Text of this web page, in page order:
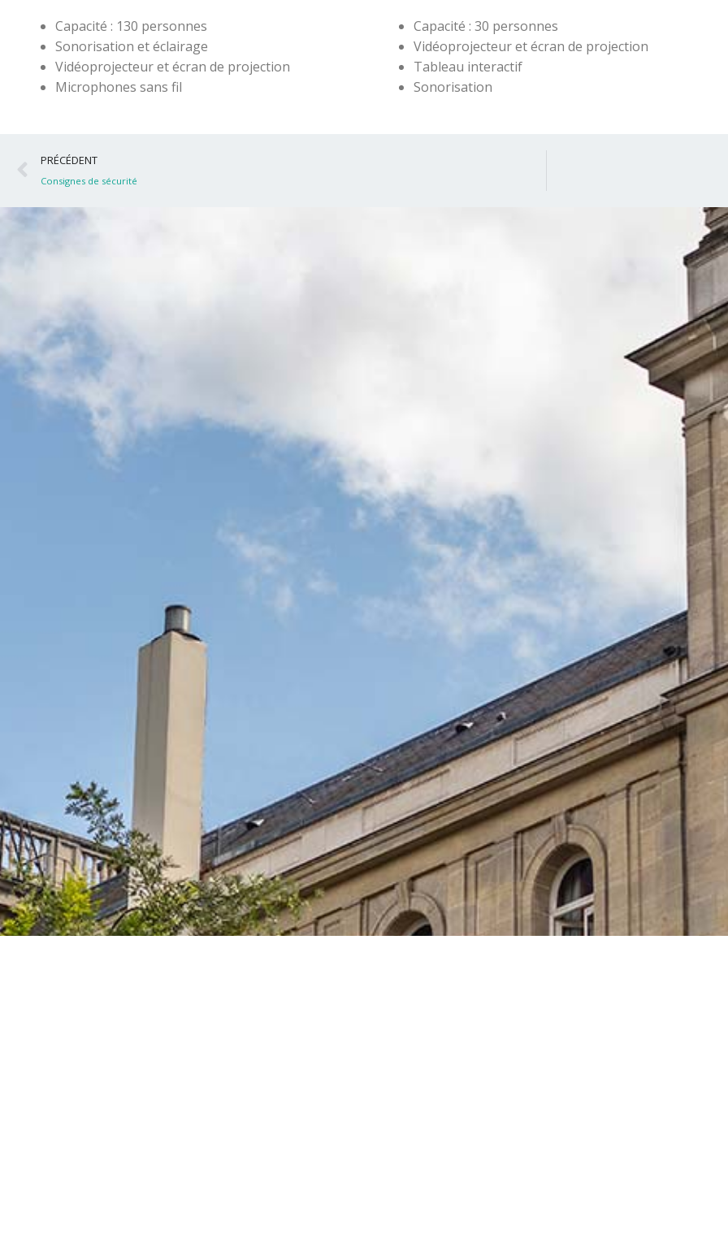
Capacité : 130 personnes
Sonorisation et éclairage
Vidéoprojecteur et écran de projection
Microphones sans fil
Capacité : 30 personnes
Vidéoprojecteur et écran de projection
Tableau interactif
Sonorisation
Précédent
PRÉCÉDENT
Consignes de sécurité